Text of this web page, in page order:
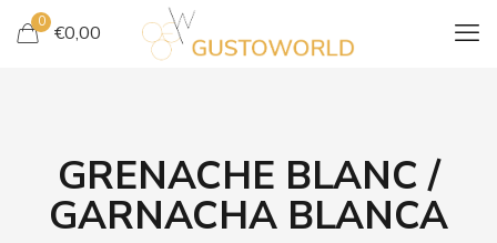
0 €0,00
GRENACHE BLANC /
GARNACHA BLANCA